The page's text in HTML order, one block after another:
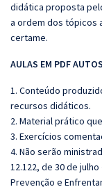
didática proposta
a ordem dos tópicos
certame.
AULAS EM PDF
1. Conteúdo
recursos didáticos.
2. Material prático
3. Exercícios
4. Não serão
12.122, de 30 de
Prevenção e